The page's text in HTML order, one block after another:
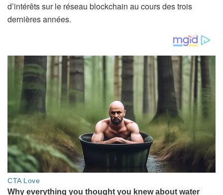
d’intérêts sur le réseau blockchain au cours des trois
dernières années.